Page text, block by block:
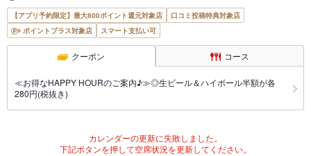
【アプリ予約限定】最大800ポイント還元対象店
口コミ投稿特典対象店
ポイントプラス対象店
スマート支払い可
クーポン コース
≪お得なHAPPY HOURのご案内♪≫◎生ビール＆ハイボール半額が各
280円(税抜き)
カレンダーの更新に失敗しました。
下記ボタンを押して空席状況を更新してください。